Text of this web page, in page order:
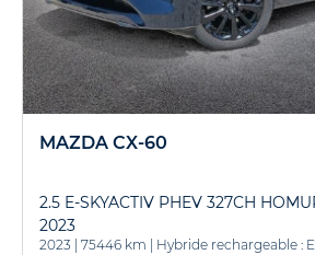
MAZDA CX-60
2.5 E-SKYACTIV PHEV 327CH
2023
2023 75446 km Hybride rechargeable :